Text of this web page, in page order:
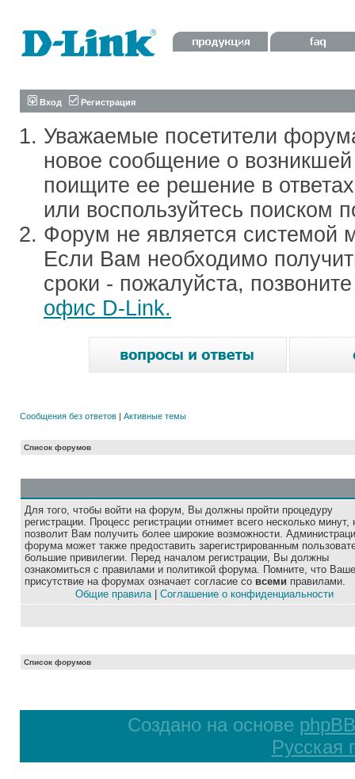
Вход Регистрация
Уважаемые посетители
новое сообщение о
поищите ее решение в
или воспользуйтесь поиском
Форум не является системой
Если Вам необходимо
сроки - пожалуйста,
офис D-Link.
Сообщения без ответов | Активные темы
Список форумов
Для того, чтобы войти на форум, Вы должны пройти процедуру
регистрации. Процесс регистрации отнимет всего несколько минут,
позволит Вам получить более широкие возможности.
форума может также предоставить зарегистрированным
большие привилегии. Перед началом регистрации, Вы должны
ознакомиться с правилами и политикой форума. Помните, что Ваше
присутствие на форумах означает согласие со всеми правилами.
Общие правила| Соглашение о конфиденциальности
Список форумов
Создано на основе phpBB
Русская